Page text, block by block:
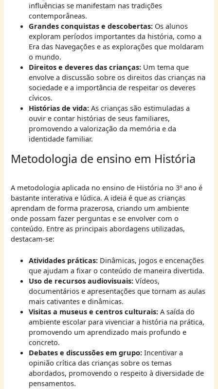
influências se manifestam nas tradições
contemporâneas.
Grandes conquistas e descobertas:Os alunos
exploram períodos importantes da história, como a
Era das Navegações e as explorações que moldaram
o mundo.
Direitos e deveres das crianças:Um tema que
envolve a discussão sobre os direitos das crianças na
sociedade e a importância de respeitar os deveres
cívicos.
Histórias de vida:As crianças são estimuladas a
ouvir e contar histórias de seus familiares,
promovendo a valorização da memória e da
identidade familiar.
Metodologia de ensino em História
A metodologia aplicada no ensino de História no 3º ano é
bastante interativa e lúdica. A ideia é que as crianças
aprendam de forma prazerosa, criando um ambiente
onde possam fazer perguntas e se envolver com o
conteúdo. Entre as principais abordagens utilizadas,
destacam-se:
Atividades práticas:Dinâmicas, jogos e encenações
que ajudam a fixar o conteúdo de maneira divertida.
Uso de recursos audiovisuais:Vídeos,
documentários e apresentações que tornam as aulas
mais cativantes e dinâmicas.
Visitas a museus e centros culturais:A saída do
ambiente escolar para vivenciar a história na prática,
promovendo um aprendizado mais profundo e
concreto.
Debates e discussões em grupo:Incentivar a
opinião crítica das crianças sobre os temas
abordados, promovendo o respeito à diversidade de
pensamentos.